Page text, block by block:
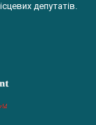
депутатів.